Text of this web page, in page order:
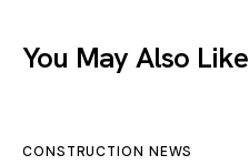
You May Also Like
CONSTRUCTION NEWS